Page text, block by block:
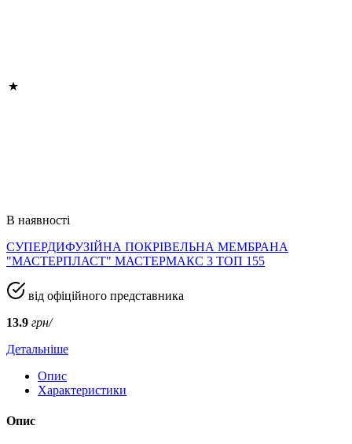
В наявності
СУПЕРДИФУЗІЙНА ПОКРІВЕЛЬНА МЕМБРАНА
"МАСТЕРПЛАСТ" МАСТЕРМАКС 3 ТОП 155
від офіційного представника
13.9 грн/
Детальніше
Опис
Характеристики
Опис